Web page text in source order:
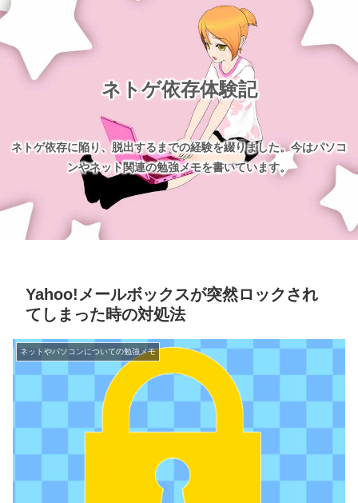
ネトゲ依存体験記
ネトゲ依存に陥り、脱出するまでの経験を綴りました。今はパソコ
ンやネット関連の勉強メモを書いています。
Yahoo!メールボックスが突然ロックされ
てしまった時の対処法
ネットやパソコンについての勉強メモ